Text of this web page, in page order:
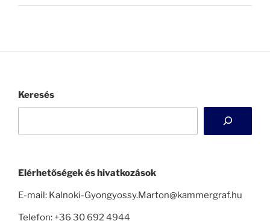
Keresés
Elérhetőségek és hivatkozások
E-mail: Kalnoki-Gyongyossy.Marton@kammergraf.hu
Telefon: +36 30 692 4944